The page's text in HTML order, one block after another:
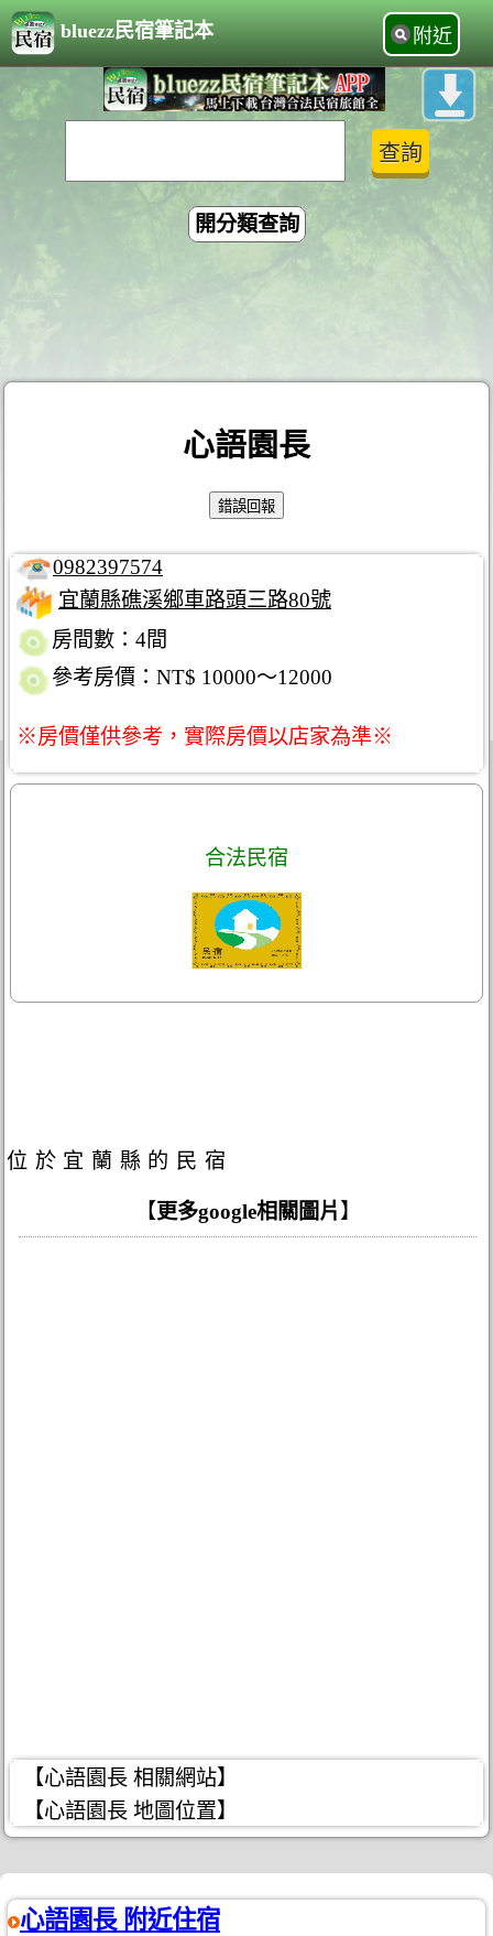
bluezz民宿筆記本 附近
開分類查詢
心語園長
0982397574
宜蘭縣礁溪鄉車路頭三路80號
房間數：4間
參考房價：NT$ 10000～12000
※房價僅供參考，實際房價以店家為準※
合法民宿
位於宜蘭縣的民宿
【更多google相關圖片 】
【心語園長 相關網站】
【心語園長 地圖位置】
心語園長 附近住宿